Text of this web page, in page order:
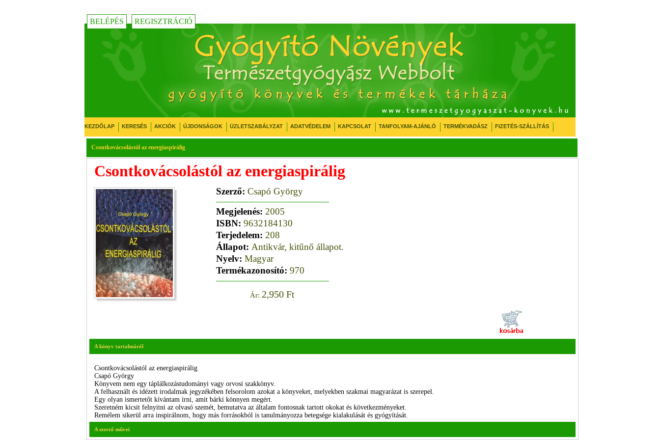
BELÉPÉS REGISZTRÁCIÓ
KEZDŐLAP KERESÉS AKCIÓK ÚJDONSÁGOK ÜZLETSZABÁLYZAT ADATVÉDELEM KAPCSOLAT TANFOLYAM-AJÁNLÓ TERMÉKVADÁSZ FIZETÉS-SZÁLLÍTÁS
Csontkovácsolástól az energiaspirálig
Csontkovácsolástól az energiaspirálig
Szerző: Csapó György
Megjelenés: 2005
ISBN: 9632184130
Terjedelem: 208
Állapot: Antikvár, kitűnő állapot.
Nyelv: Magyar
Termékazonosító: 970
Ár: 2,950 Ft
A könyv tartalmáról
Csontkovácsolástól az energiaspirálig
Csapó György
Könyvem nem egy táplálkozástudományi vagy orvosi szakkönyv.
A felhasznált és idézett irodalmak jegyzékében felsorolom azokat a könyveket, melyekben szakmai magyarázat is szerepel.
Egy olyan ismertetőt kívántam írni, amit bárki könnyen megért.
Szeretném kicsit felnyitni az olvasó szemét, bemutatva az általam fontosnak tartott okokat és következményeket.
Remélem sikerül arra inspirálnom, hogy más forrásokból is tanulmányozza betegsége kialakulását és gyógyítását.
A szerző művei